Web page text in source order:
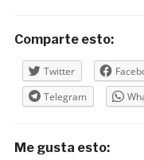
Comparte esto:
Twitter
Telegram
Me gusta esto: